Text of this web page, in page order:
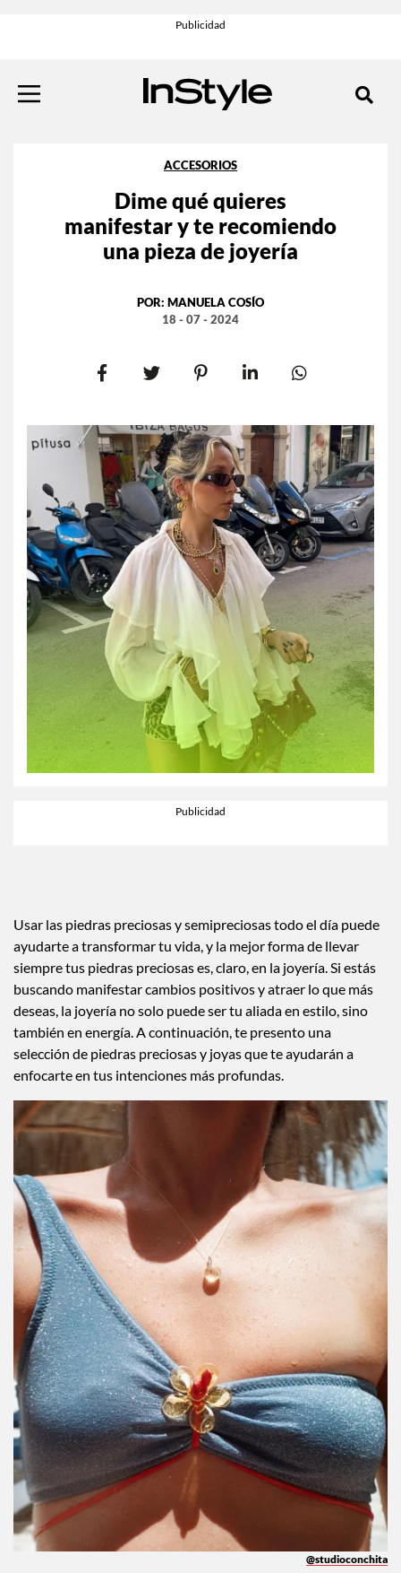
ACCESORIOS
Dime qué quieres
manifestar y te recomiendo
una pieza de joyería
POR: MANUELA COSÍO
18 - 07 - 2024
Usar las piedras preciosas y semipreciosas todo el día puede
ayudarte a transformar tu vida, y la mejor forma de llevar
siempre tus piedras preciosas es, claro, en la joyería. Si estás
buscando manifestar cambios positivos y atraer lo que más
deseas, la joyería no solo puede ser tu aliada en estilo, sino
también en energía. A continuación, te presento una
selección de piedras preciosas y joyas que te ayudarán a
enfocarte en tus intenciones más profundas.
@studioconchita